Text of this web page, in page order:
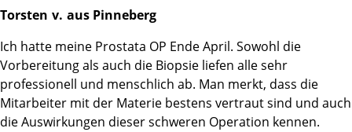
Torsten v. aus Pinneberg
Ich hatte meine Prostata OP Ende April. Sowohl die
Vorbereitung als auch die Biopsie liefen alle sehr
professionell und menschlich ab. Man merkt, dass die
Mitarbeiter mit der Materie bestens vertraut sind und auch
die Auswirkungen dieser schweren Operation kennen.